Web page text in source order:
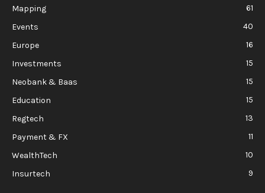
Mapping
61
Events
40
Europe
16
Investments
15
Neobank & Baas
15
Education
15
Regtech
13
Payment & FX
11
WealthTech
10
Insurtech
9